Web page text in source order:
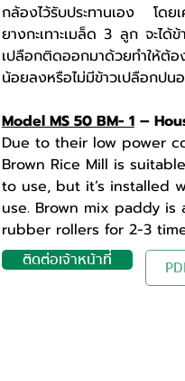
กล้องไว้รับประทานเอง โดยเ
ยางกะเทาะเมล็ด 3 ลูก จะได้
เปลือกติดออกมาด้วยทำให้ต้อ
น้อยลงหรือไม่มีข้าวเปลือกปน
Model MS 50 BM- 1 –
Due to their low power
Brown Rice Mill is
to use, but it’s installed
use. Brown mix paddy
rubber rollers for 2-3
ติดต่อเจ้าหน้าที่